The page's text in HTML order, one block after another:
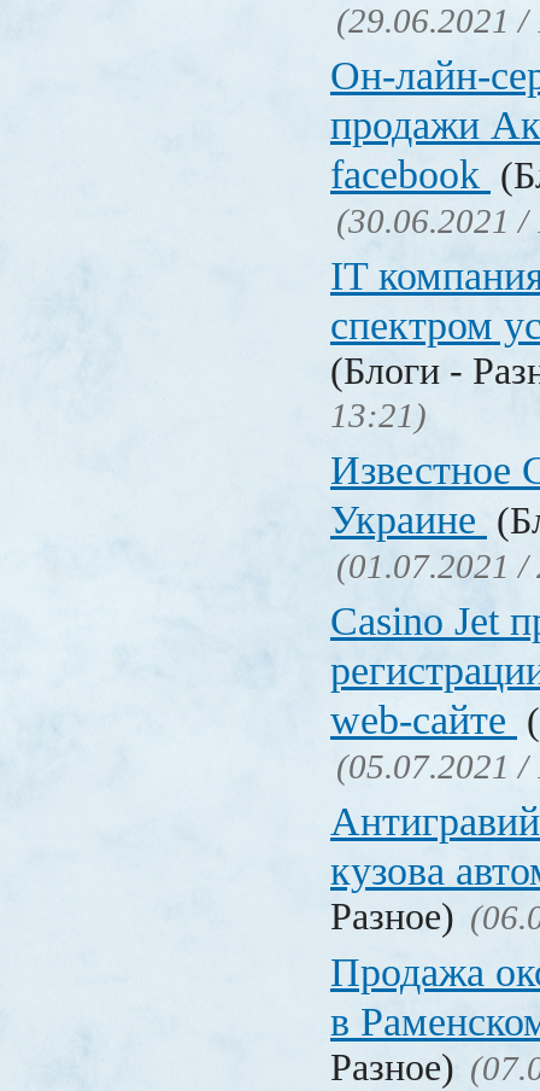
(29.06.2021 /
Он-лайн-
продажи
facebook
(30.06.2021 /
IT
спектром
(Блоги -
13:21)
Известное
Украине
(01.07.2021 /
Сasino Jet
web-сайте
(05.07.2021 /
кузова
Разное)
Продажа
в
Разное)